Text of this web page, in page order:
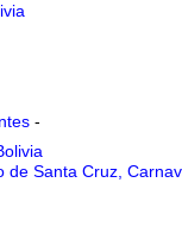
-
de Santa Cruz,